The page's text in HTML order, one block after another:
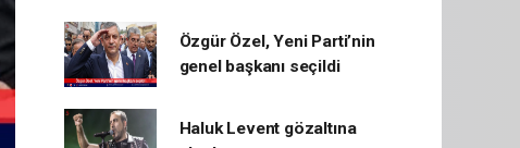
Özgür Özel, Yeni Parti’nin
genel başkanı seçildi
Haluk Levent gözaltına